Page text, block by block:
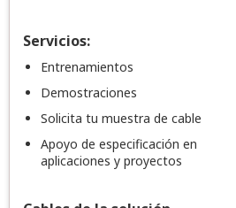
Servicios:
Entrenamientos
Demostraciones
Solicita tu muestra de cable
Apoyo de especificación en
aplicaciones y proyectos